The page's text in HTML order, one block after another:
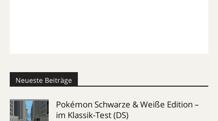
Neueste Beiträge
Pokémon Schwarze & Weiße Edition –
im Klassik-Test (DS)